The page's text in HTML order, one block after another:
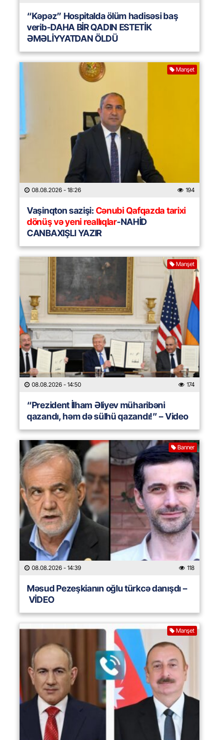
“Kəpəz” Hospitalda ölüm hadisəsi baş
verib-DAHA BİR QADIN ESTETİK
ƏMƏLİYYATDAN ÖLDÜ
Manşet
08.08.2026 - 18:26 194
Vaşinqton sazişi:Cənubi Qafqazda tarixi
dönüş və yeni reallıqlar-NAHİD
CANBAXIŞLI YAZIR
Manşet
08.08.2026 - 14:50 174
“Prezident İlham Əliyev müharibəni
qazandı, həm də sülhü qazandı!” – Video
Banner
08.08.2026 - 14:39 118
Məsud Pezeşkianın oğlu türkcə danışdı –
VİDEO
Manşet